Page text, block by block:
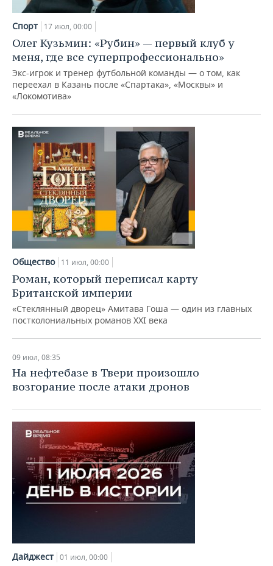
Спорт 17 июл, 00:00
Олег Кузьмин: «Рубин» — первый клуб у
меня, где все суперпрофессионально»
Экс-игрок и тренер футбольной команды — о том, как
переехал в Казань после «Спартака», «Москвы» и
«Локомотива»
Общество 11 июл, 00:00
Роман, который переписал карту
Британской империи
«Стеклянный дворец» Амитава Гоша — один из главных
постколониальных романов XXI века
09 июл, 08:35
На нефтебазе в Твери произошло
возгорание после атаки дронов
Дайджест 01 июл, 00:00